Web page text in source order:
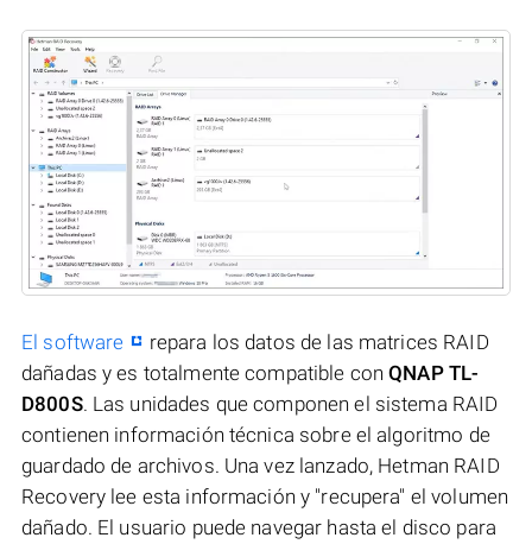
El software
repara los datos de las matrices RAID
dañadas y es totalmente compatible conQNAP TL-
D800S. Las unidades que componen el sistema RAID
contienen información técnica sobre el algoritmo de
guardado de archivos. Una vez lanzado, Hetman RAID
Recovery lee esta información y "recupera" el volumen
dañado. El usuario puede navegar hasta el disco para